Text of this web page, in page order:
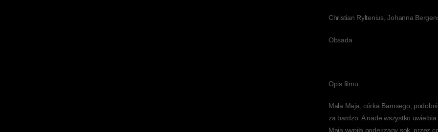
Christian Ryltenius, Johanna
Obsada
Opis filmu
Mała Maja, córka Bamsego,
za bardzo. A nade wszystko
Maja wypiła podejrzany sok, przez